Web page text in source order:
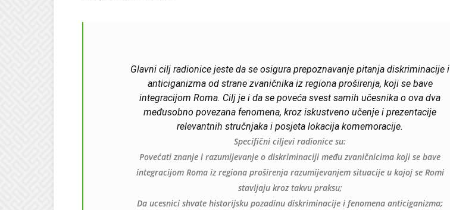
Glavni cilj radionice jeste da se osigura prepoznavanje pitanja diskriminacije i
anticiganizma od strane zvaničnika iz regiona proširenja, koji se bave
integracijom Roma. Cilj je i da se poveća svest samih učesnika o ova dva
međusobno povezana fenomena, kroz iskustveno učenje i prezentacije
relevantnih stručnjaka i posjeta lokacija komemoracije.
Specifični ciljevi radionice su:
Povećati znanje i razumijevanje o diskriminaciji među zvaničnicima koji se bave
integracijom Roma iz regiona proširenja razumijevanjem situacije u kojoj se Romi
stavljaju kroz takvu praksu;
Da ucesnici shvate historijsku pozadinu diskriminacije i fenomena anticiganizma;